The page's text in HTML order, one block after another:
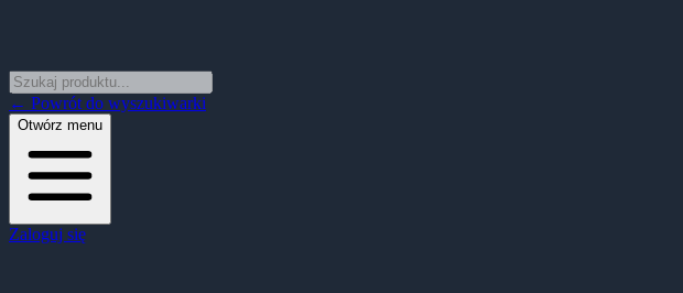
← Powrót do wyszukiwarki
Otwórz menu
Zaloguj się